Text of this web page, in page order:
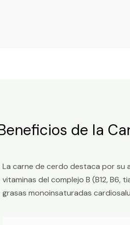
de la
La carne de cerdo destaca por su
vitaminas del complejo B (B12,
grasas monoinsaturadas